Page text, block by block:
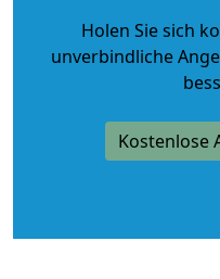
Holen Sie sich
unverbindliche
Kostenlose